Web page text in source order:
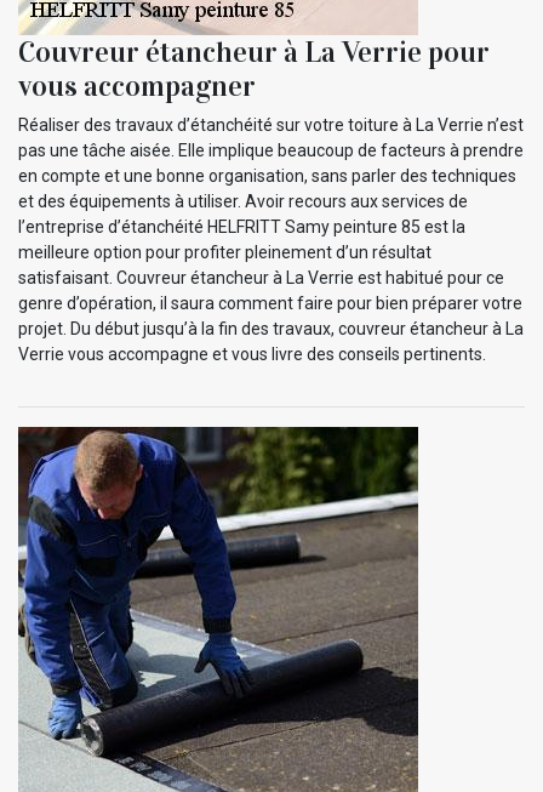
Couvreur étancheur à La Verrie pour
vous accompagner
Réaliser des travaux d’étanchéité sur votre toiture à La Verrie n’est
pas une tâche aisée. Elle implique beaucoup de facteurs à prendre
en compte et une bonne organisation, sans parler des techniques
et des équipements à utiliser. Avoir recours aux services de
l’entreprise d’étanchéité HELFRITT Samy peinture 85 est la
meilleure option pour profiter pleinement d’un résultat
satisfaisant. Couvreur étancheur à La Verrie est habitué pour ce
genre d’opération, il saura comment faire pour bien préparer votre
projet. Du début jusqu’à la fin des travaux, couvreur étancheur à La
Verrie vous accompagne et vous livre des conseils pertinents.